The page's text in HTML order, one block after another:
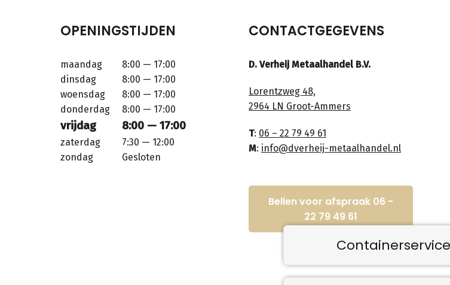
OPENINGSTIJDEN
maandag
8:00 — 17:00
dinsdag
8:00 — 17:00
woensdag
8:00 — 17:00
donderdag
8:00 — 17:00
vrijdag 8:00 — 17:00
zaterdag
7:30 — 12:00
zondag
Gesloten
CONTACTGEGEVENS
D. Verheij Metaalhandel B.V.
Lorentzweg 48,
2964 LN Groot-Ammers
T: 06 – 22 79 49 61
M: info@dverheij-metaalhandel.nl
Bellen voor afspraak 06 -
22 79 49 61
Containerservice